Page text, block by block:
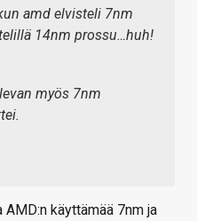
amd elvisteli 7nm
14nm prossu…huh!
myös 7nm
käyttämää 7nm ja